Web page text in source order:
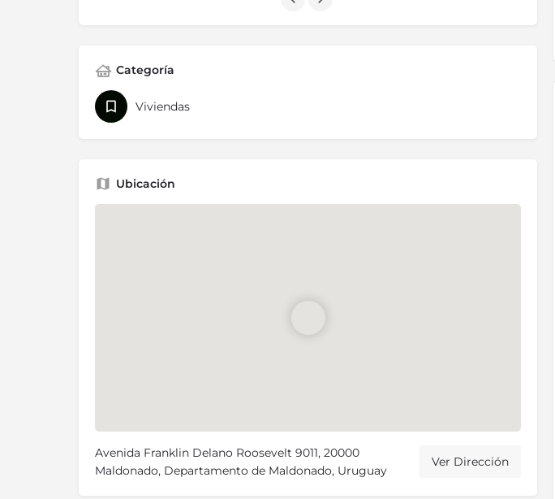
Categoría
Viviendas
Ubicación
Avenida Franklin Delano Roosevelt 9011, 20000
Maldonado, Departamento de Maldonado, Uruguay
Ver Dirección